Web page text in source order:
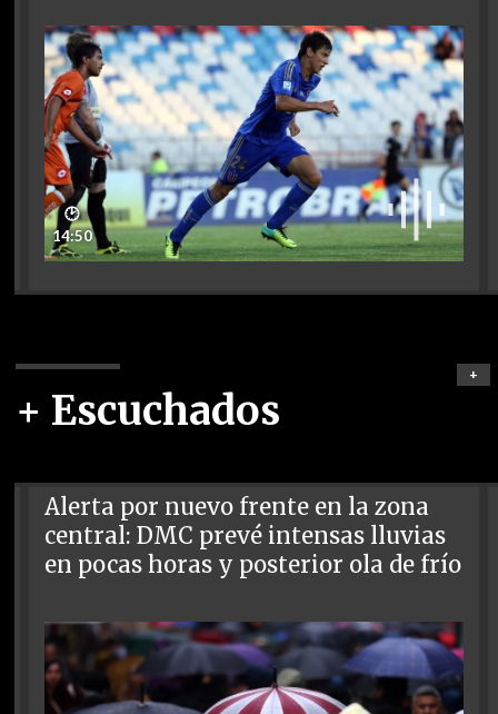
🕑
14:50
+ Escuchados
+
Alerta por nuevo frente en la zona
central: DMC prevé intensas lluvias
en pocas horas y posterior ola de frío